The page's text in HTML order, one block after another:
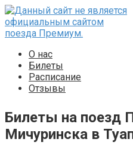
Перейти
к
контенту
О нас
Билеты
Расписание
Отзывы
Билеты на поезд
Мичуринска в